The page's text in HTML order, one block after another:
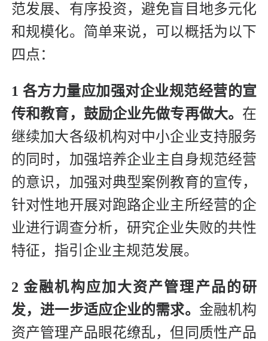
范发展、有序投资，避免盲目地多元化
和规模化。简单来说，可以概括为以下
四点：
1 各方力量应加强对企业规范经营的宣
传和教育，鼓励企业先做专再做大。 在
继续加大各级机构对中小企业支持服务
的同时，加强培养企业主自身规范经营
的意识，加强对典型案例教育的宣传，
针对性地开展对跑路企业主所经营的企
业进行调查分析，研究企业失败的共性
特征，指引企业主规范发展。
2 金融机构应加大资产管理产品的研
发，进一步适应企业的需求。 金融机构
资产管理产品眼花缭乱，但同质性产品